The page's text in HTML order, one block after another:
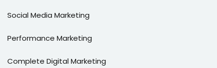
Social Media Marketing
Performance Marketing
Complete Digital Marketing